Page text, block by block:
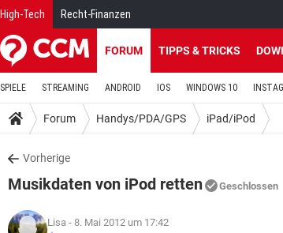
High-Tech Recht-Finanzen
FORUM TIPPS & TRICKS
SPIELE STREAMING ANDROID IOS WINDOWS 10
Forum Handys/PDA/GPS iPad/iPod
Vorherige
Musikdaten von iPod retten Geschlossen
Lisa - 8. Mai 2012 um 17:42